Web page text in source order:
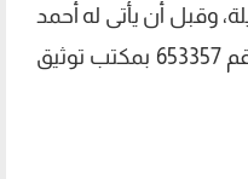
وقبل أن يأتى له أحمد
رجب، حيث تم إيداع البرنامج برقم 653357 بمكتب توثيق